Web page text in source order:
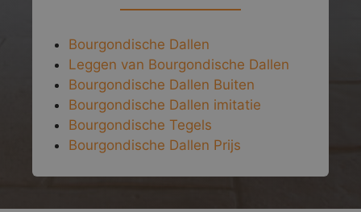
Bourgondische Dallen
Leggen van Bourgondische Dallen
Bourgondische Dallen Buiten
Bourgondische Dallen imitatie
Bourgondische Tegels
Bourgondische Dallen Prijs